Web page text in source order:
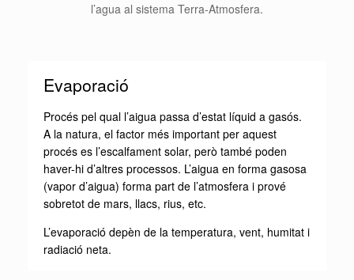
l’agua al sistema Terra-Atmosfera.
Evaporació
Procés pel qual l’aigua passa d’estat líquid a gasós.
A la natura, el factor més important per aquest
procés es l’escalfament solar, però també poden
haver-hi d’altres processos. L’aigua en forma gasosa
(vapor d’aigua) forma part de l’atmosfera i prové
sobretot de mars, llacs, rius, etc.
L’evaporació depèn de la temperatura, vent, humitat i
radiació neta.